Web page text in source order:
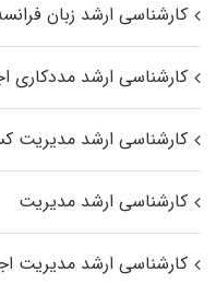
کارشناسی ارشد زبان
کارشناسی ارشد مددکاری
کارشناسی ارشد مدیریت
کارشناسی ارشد مدیریت
کارشناسی ارشد مدیریت